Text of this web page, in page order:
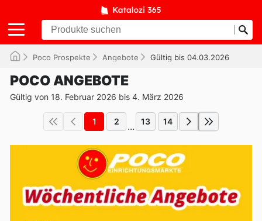
Poco Prospekte Angebote Gültig bis 04.03.2026
POCO ANGEBOTE
Gültig von 18. Februar 2026 bis 4. März 2026
1 2 ... 13 14